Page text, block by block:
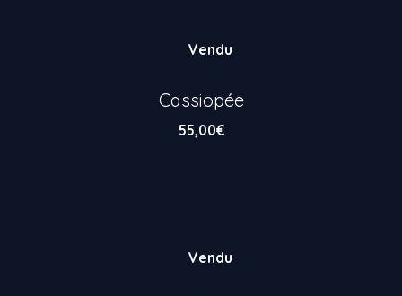
Vendu
Cassiopée
55,00€
Vendu